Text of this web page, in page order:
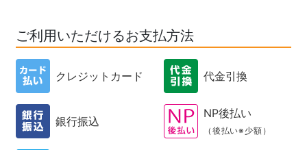
ご利用いただけるお支払方法
クレジットカード 代金引換
銀行振込
NP後払い
（後払い※少額）